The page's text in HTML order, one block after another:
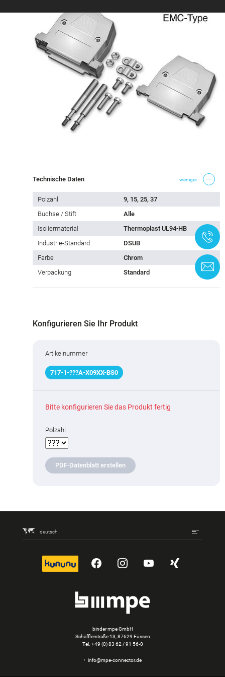
Technische Daten weniger
Polzahl
9, 15, 25, 37
Buchse / Stift
Alle
Isoliermaterial
Thermoplast UL94-HB
Industrie-Standard
DSUB
Farbe
Chrom
Verpackung
Standard
Konfigurieren Sie Ihr Produkt
Artikelnummer
717-1-???A-X09XX-BS0
Bitte konfigurieren Sie das Produkt fertig
Polzahl
PDF-Datenblatt erstellen
deutsch
kununu YouTubeInstagram
YouTubeXing
binder mpe GmbH
Schäfflerstraße 13, 87629 Füssen
Tel. +49 (0) 83 62 / 91 56-0
info@mpe-connector.de